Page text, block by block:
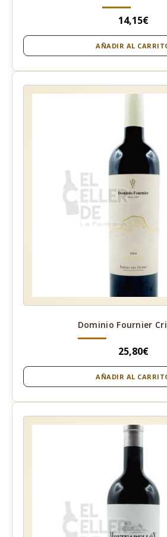
14,15€
AÑADIR AL
Dominio Fournier
25,80€
AÑADIR AL